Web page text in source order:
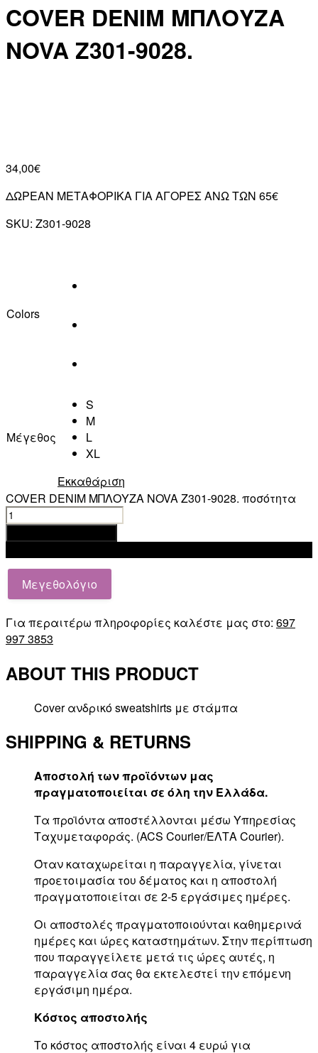
COVER DENIM ΜΠΛΟΥΖΑ
NOVA Z301-9028.
34,00€
ΔΩΡΕΑΝ ΜΕΤΑΦΟΡΙΚΑ ΓΙΑ ΑΓΟΡΕΣ ΑΝΩ ΤΩΝ 65€
SKU: Z301-9028
Colors
Μέγεθος
S
M
L
XL
Εκκαθάριση
COVER DENIM ΜΠΛΟΥΖΑ NOVA Z301-9028. ποσότητα
Μεγεθολόγιο
Για περαιτέρω πληροφορίες καλέστε μας στο: 697
997 3853
ABOUT THIS PRODUCT
Cover ανδρικό sweatshirts με στάμπα
SHIPPING & RETURNS
Αποστολή των προϊόντων μας
πραγματοποιείται σε όλη την Ελλάδα.
Τα προϊόντα αποστέλλονται μέσω Υπηρεσίας
Ταχυμεταφοράς. (ACS Courier/ΕΛΤΑ Courier).
Όταν καταχωρείται η παραγγελία, γίνεται
προετοιμασία του δέματος και η αποστολή
πραγματοποιείται σε 2-5 εργάσιμες ημέρες.
Οι αποστολές πραγματοποιούνται καθημερινά
ημέρες και ώρες καταστημάτων. Στην περίπτωση
που παραγγείλετε μετά τις ώρες αυτές, η
παραγγελία σας θα εκτελεστεί την επόμενη
εργάσιμη ημέρα.
Κόστος αποστολής
Το κόστος αποστολής είναι 4 ευρώ για